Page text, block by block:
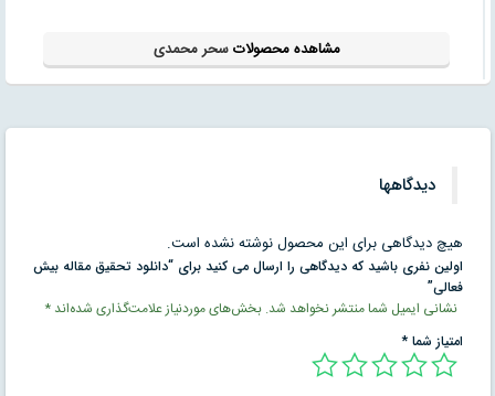
مشاهده محصولاتسحر محمدی
دیدگاهها
هیچ دیدگاهی برای این محصول نوشته نشده است.
اولین نفری باشید که دیدگاهی را ارسال می کنید برای “دانلود تحقیق مقاله بیش
فعالی”
نشانی ایمیل شما منتشر نخواهد شد. بخش‌های موردنیاز علامت‌گذاری شده‌اند*
امتیاز شما*